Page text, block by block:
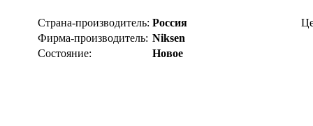
Страна-производитель: Россия
Фирма-производитель: Niksen
Состояние:
Новое